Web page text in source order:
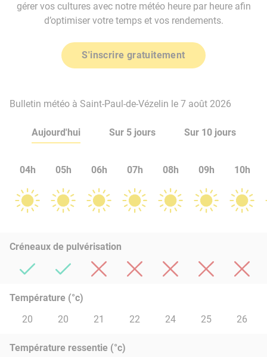
gérer vos cultures avec notre météo heure par heure afin
d’optimiser votre temps et vos rendements.
S'inscrire gratuitement
Bulletin météo à Saint-Paul-de-Vézelin le 7 août 2026
Aujourd'hui Sur 5 jours Sur 10 jours
04h 05h 06h 07h 08h 09h 10h
Créneaux de pulvérisation
Température (°c)
20
20 21 22 24 25 26
Température ressentie (°c)